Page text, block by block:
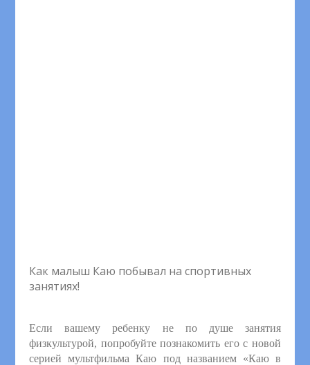
Как малыш Каю побывал на спортивных
занятиях!
Если вашему ребенку не по душе занятия
физкультурой, попробуйте познакомить его с новой
серией мультфильма Каю под названием «Каю в